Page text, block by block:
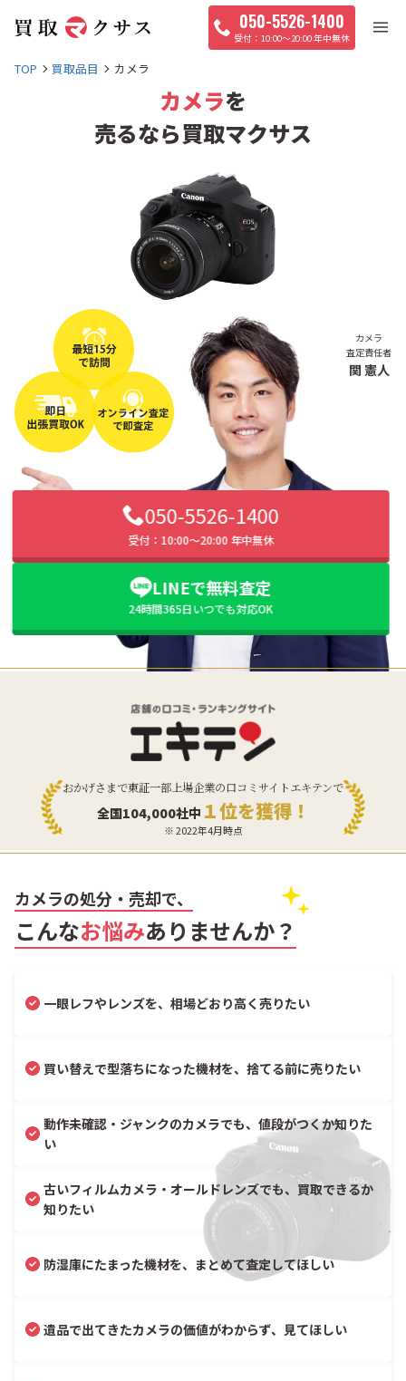
050-5526-1400
10:00〜20:00 年中無休
TOP 買取品目 カメラ
カメラを
売るなら買取マクサス
カメラ
査定責任者
関 憲人
050-5526-1400
受付：10:00〜20:00 年中無休
LINEで無料査定
24時間365日いつでも対応OK
おかげさまで東証一部上場企業の口コミサイトエキテンで
全国104,000社中 １位を獲得！
※ 2022年4月時点
カメラの処分・売却で、
こんなお悩みありませんか？
一眼レフやレンズを、相場どおり高く売りたい
買い替えで型落ちになった機材を、捨てる前に売りたい
動作未確認・ジャンクのカメラでも、値段がつくか知りた
い
古いフィルムカメラ・オールドレンズでも、買取できるか
知りたい
防湿庫にたまった機材を、まとめて査定してほしい
遺品で出てきたカメラの価値がわからず、見てほしい